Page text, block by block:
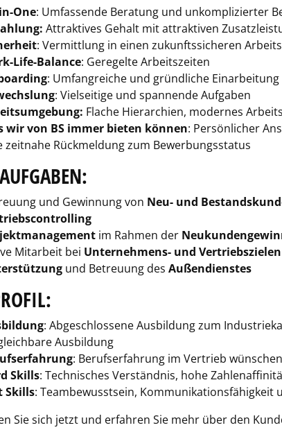
One: Umfassende Beratung und unkomplizierter
Attraktives Gehalt mit attraktiven
: Vermittlung in einen zukunftssicheren
Life-Balance: Geregelte Arbeitszeiten
: Umfangreiche und gründliche Einarbeitung
: Vielseitige und spannende Aufgaben
Flache Hierarchien, modernes
wir von BS immer bieten können: Persönlicher
zeitnahe Rückmeldung zum Bewerbungsstatus
und Gewinnung von Neu- und
im Rahmen der
Mitarbeit bei Unternehmens- und Vertriebszielen
und Betreuung des Außendienstes
: Abgeschlossene Ausbildung zum
Ausbildung
: Berufserfahrung im Vertrieb
Skills: Technisches Verständnis, hohe
Skills: Teambewusstsein,
Sie sich jetzt und erfahren Sie mehr über den